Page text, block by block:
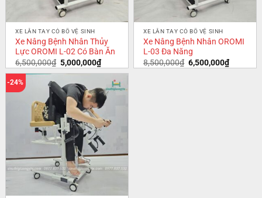
XE LĂN TAY CÓ BÔ VỆ SINH
Xe Nâng Bệnh Nhân Thủy
Lực OROMI L-02 Có Bàn Ăn
6,500,000₫ 5,000,000₫
XE LĂN TAY CÓ BÔ VỆ SINH
Xe Nâng Bệnh Nhân OROMI
L-03 Đa Năng
8,500,000₫ 6,500,000₫
-24%